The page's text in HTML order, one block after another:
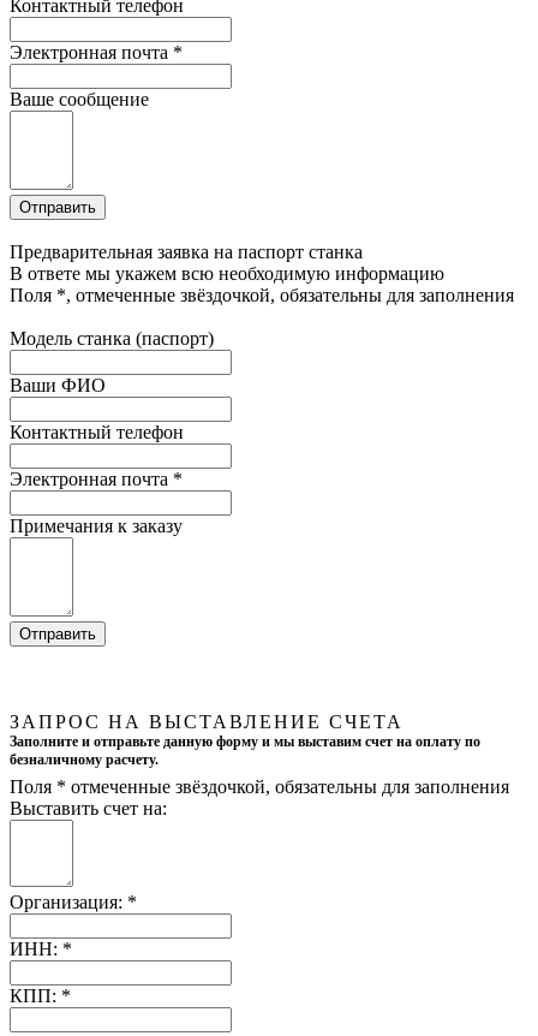
Контактный телефон
Электронная почта *
Ваше сообщение
Предварительная заявка на паспорт станка
В ответе мы укажем всю необходимую информацию
Поля *, отмеченные звёздочкой, обязательны для заполнения
Модель станка (паспорт)
Ваши ФИО
Контактный телефон
Электронная почта *
Примечания к заказу
ЗАПРОС НА ВЫСТАВЛЕНИЕ СЧЕТА
Заполните и отправьте данную форму и мы выставим счет на оплату по
безналичному расчету.
Поля * отмеченные звёздочкой, обязательны для заполнения
Выставить счет на:
Организация: *
ИНН: *
КПП: *